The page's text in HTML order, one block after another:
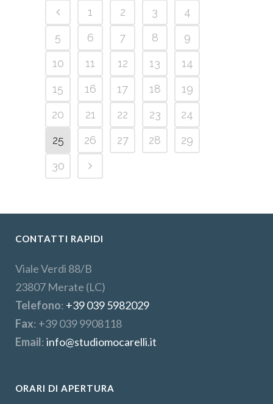
1 2 3
4
5
6 7 8
9
10
11 12 13
14
15
16 17 18
19
20
21 22 23
24
25
26 27 28
29
30
CONTATTI RAPIDI
Viale Verdi 88/B
23807 Merate (LC)
Telefono: +39 039 5982029
Fax: +39 039 9908118
Email:info@studiomocarelli.it
ORARI DI APERTURA